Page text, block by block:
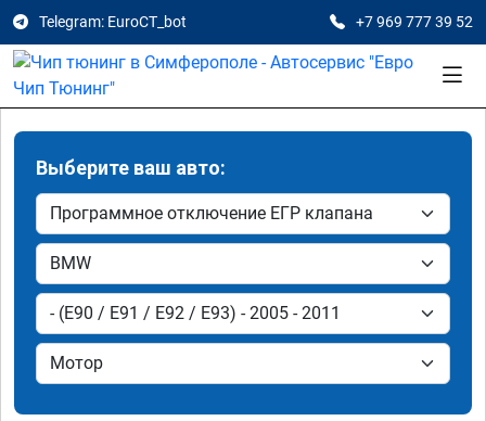
Telegram: EuroCT_bot +7 969 777 39 52
Выберите ваш авто: